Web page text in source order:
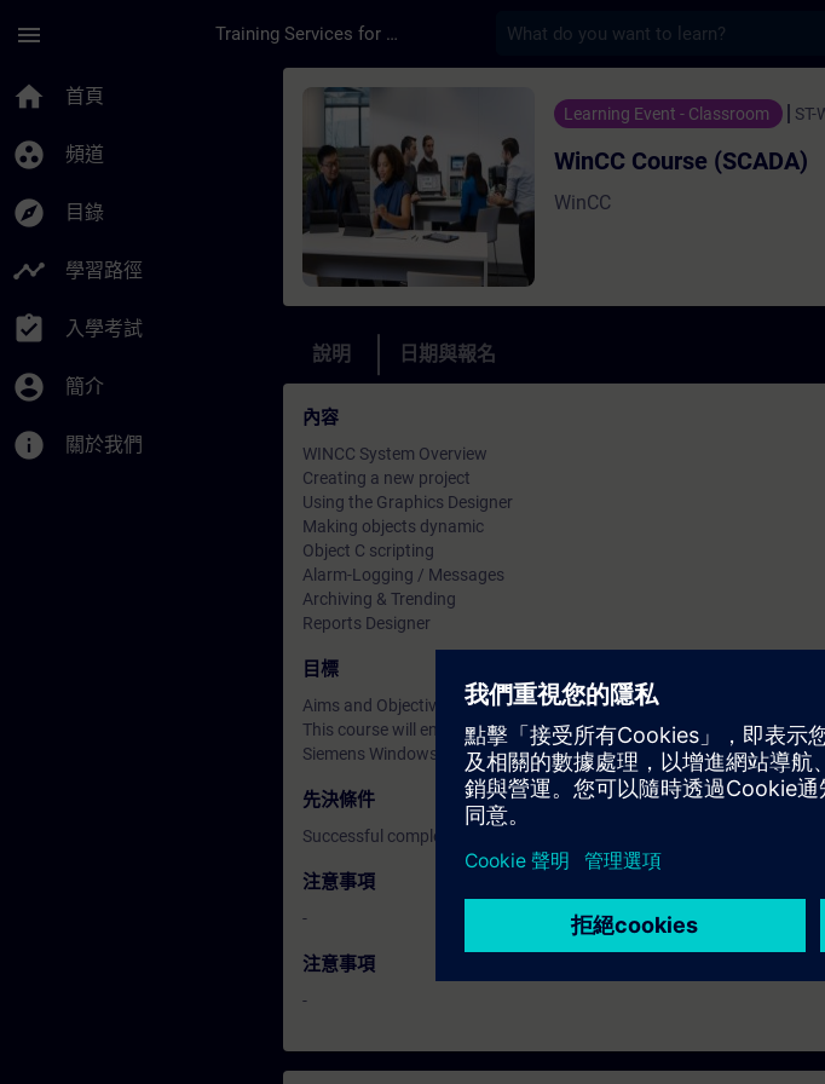
menu Training Services for Digital Industries
home 首頁
group_work 頻道
explore 目錄
timeline 學習路徑
assignment_turned_in 入學考試
account_circle 簡介
info 關於我們
課程 - WinCC Course (SCADA) - 培訓 - 培
Learning Event - Classroom ST-
WinCC Course (SCADA)
WinCC
說明 日期與報名
內容
WINCC System Overview
Creating a new project
Using the Graphics Designer
Making objects dynamic
Object C scripting
Alarm-Logging / Messages
Archiving & Trending
Reports Designer
目標
Aims and Objectives
This course will enable engineering and maintenance personnel to
Siemens Windows Control Center (WINCC)
先決條件
Successful completion of the ST-7SERV1or ST-7PRO1 Courses.
注意事項
-
注意事項
-